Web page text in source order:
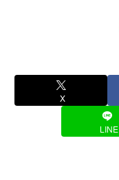
X
LINE